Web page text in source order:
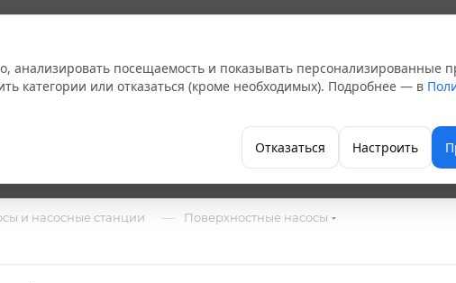
Компания Офис-склады
и насосные станции — Поверхностные насосы
анализировать посещаемость и показывать персонализированные
категории или отказаться (кроме необходимых). Подробнее — в
Отказаться Настроить